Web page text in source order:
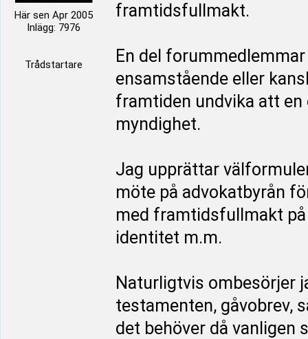
Här sen Apr 2005
Inlägg: 7976
Trådstartare
framtidsfullmakt.
En del
ensamstående eller
framtiden undvika att
myndighet.
Jag upprättar
möte på advokatbyrån
med framtidsfullmakt
identitet m.m.
Naturligtvis ombesörjer
testamenten, gåvobrev,
det behöver då vanligen